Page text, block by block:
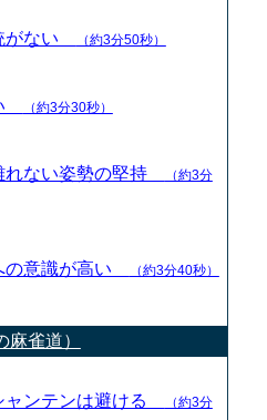
がない （約3分50秒）
（約3分30秒）
れない姿勢の堅持
（約3分
の意識が高い （約3分40秒）
雀道）
ャンテンは避ける
（約3分